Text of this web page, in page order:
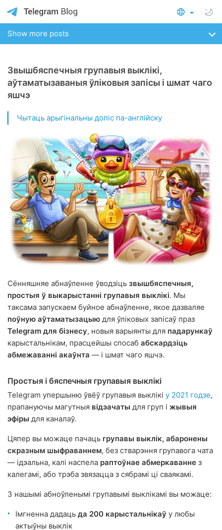
Show more posts
Звышбяспечныя групавыя выклікі,
аўтаматызаваныя ўліковыя запісы і шмат чаго
яшчэ
Чытаць арыгінальны допіс па-англійску
Сённяшняе абнаўленне ўводзіць звышбяспечныя,
простыя ў выкарыстанні групавыя выклікі. Мы
таксама запускаем буйное абнаўленне, якое дазваляе
поўную аўтаматызацыю для ўліковых запісаў праз
Telegram для бізнесу, новыя варыянты для падарункаў
карыстальнікам, прасцейшы спосаб абскардзіць
абмежаванні акаўнта — і шмат чаго яшчэ.
Простыя і бяспечныя групавыя выклікі
Telegram упершыню ўвёў групавыя выклікі у 2021 годзе,
прапануючы магутныя відэачаты для груп і жывыя
эфіры для каналаў.
Цяпер вы можаце пачаць групавы выклік, абаронены
скразным шыфраваннем, без стварэння групавога чата
— ідэальна, калі наспела раптоўнае абмеркаванне з
калегамі, або трэба звязацца з сябрамі ці сваякамі.
З нашымі абноўленымі групавымі выклікамі вы можаце:
Імгненна дадаць да 200 карыстальнікаў у любы
актыўны выклік